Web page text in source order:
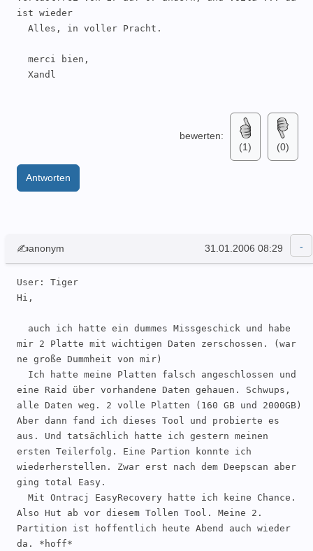
ist wieder
bewerten:
(1)
(0)
Antworten
✍anonym 31.01.2006 08:29
User: Tiger
Hi,
mir 2 Platte mit wichtigen Daten zerschossen. (war
ne große Dummheit von mir)
eine Raid über vorhandene Daten gehauen. Schwups,
alle Daten weg. 2 volle Platten (160 GB und 2000GB)
Aber dann fand ich dieses Tool und probierte es
aus. Und tatsächlich hatte ich gestern meinen
ersten Teilerfolg. Eine Partion konnte ich
wiederherstellen. Zwar erst nach dem Deepscan aber
ging total Easy.
Also Hut ab vor diesem Tollen Tool. Meine 2.
Partition ist hoffentlich heute Abend auch wieder
da. *hoff*